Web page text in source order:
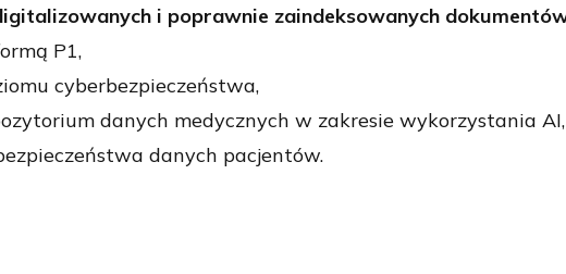
i poprawnie zaindeksowanych
P1,
cyberbezpieczeństwa,
danych medycznych w zakresie wykorzystania AI,
danych pacjentów.